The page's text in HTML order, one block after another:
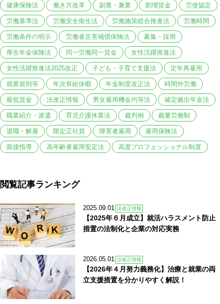
健康保険法 働き方改革 副業・兼業 割増賃金 労使協定
労働基準法 労働安全衛生法 労働施策総合推進法 労働時間
労働条件の明示 労働者災害補償保険法 募集・採用
厚生年金保険法 同一労働同一賃金 女性活躍推進法
女性活躍推進法2025改正 子ども・子育て支援法 定年再雇用
就業規則等 年次有給休暇 年金制度改正法 時間外労働
最低賃金 法改正情報 男女雇用機会均等法 確定拠出年金法
職業紹介・派遣 育児介護休業法 裁判例 裁量労働制
退職・解雇 限定正社員 障害者雇用 雇用保険法
面接指導 高年齢者雇用安定法 高度プロフェッショナル制度
閲覧記事ランキング
2025.09.01 法改正情報
【2025年６月成立】就活ハラスメント防止
措置の法制化と企業の対応実務
2026.05.01 法改正情報
【2026年４月努力義務化】治療と就業の両
立支援措置を分かりやすく解説！